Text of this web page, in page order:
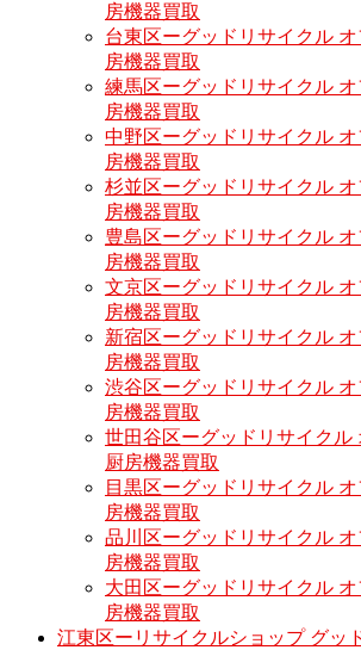
房機器買取
台東区ーグッドリサイクル
房機器買取
練馬区ーグッドリサイクル
房機器買取
中野区ーグッドリサイクル
房機器買取
杉並区ーグッドリサイクル
房機器買取
豊島区ーグッドリサイクル
房機器買取
文京区ーグッドリサイクル
房機器買取
新宿区ーグッドリサイクル
房機器買取
渋谷区ーグッドリサイクル
房機器買取
世田谷区ーグッドリサイクル
厨房機器買取
目黒区ーグッドリサイクル
房機器買取
品川区ーグッドリサイクル
房機器買取
大田区ーグッドリサイクル
房機器買取
江東区ーリサイクルショップ グッ